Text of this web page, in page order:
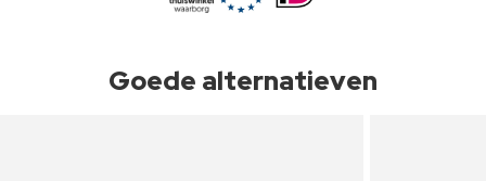
Goede alternatieven